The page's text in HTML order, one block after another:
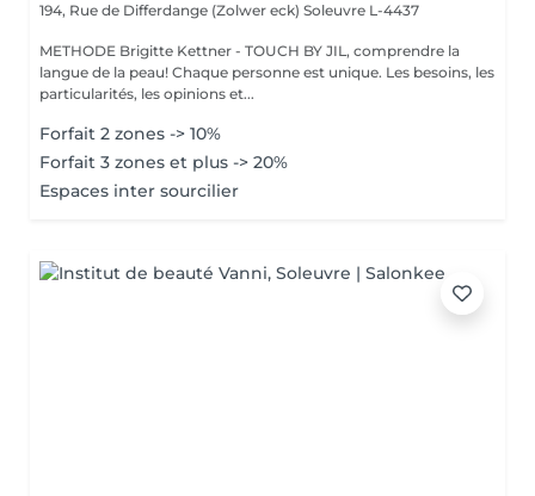
194, Rue de Differdange (Zolwer eck) Soleuvre L-4437
METHODE Brigitte Kettner - TOUCH BY JIL, comprendre la
langue de la peau! Chaque personne est unique. Les besoins, les
particularités, les opinions et...
Forfait 2 zones -> 10%
Forfait 3 zones et plus -> 20%
Espaces inter sourcilier